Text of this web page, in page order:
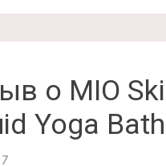
о MIO
Yoga